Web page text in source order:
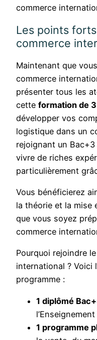
commerce
Les points
commerce
Maintenant que
commerce
présenter tous les
cette formation de
développer vos
logistique dans un
rejoignant un
vivre de riches
particulièrement
Vous bénéficierez
la théorie et la mise
que vous soyez
commerce
Pourquoi rejoindre
international ?
programme :
1 diplômé
1 programme